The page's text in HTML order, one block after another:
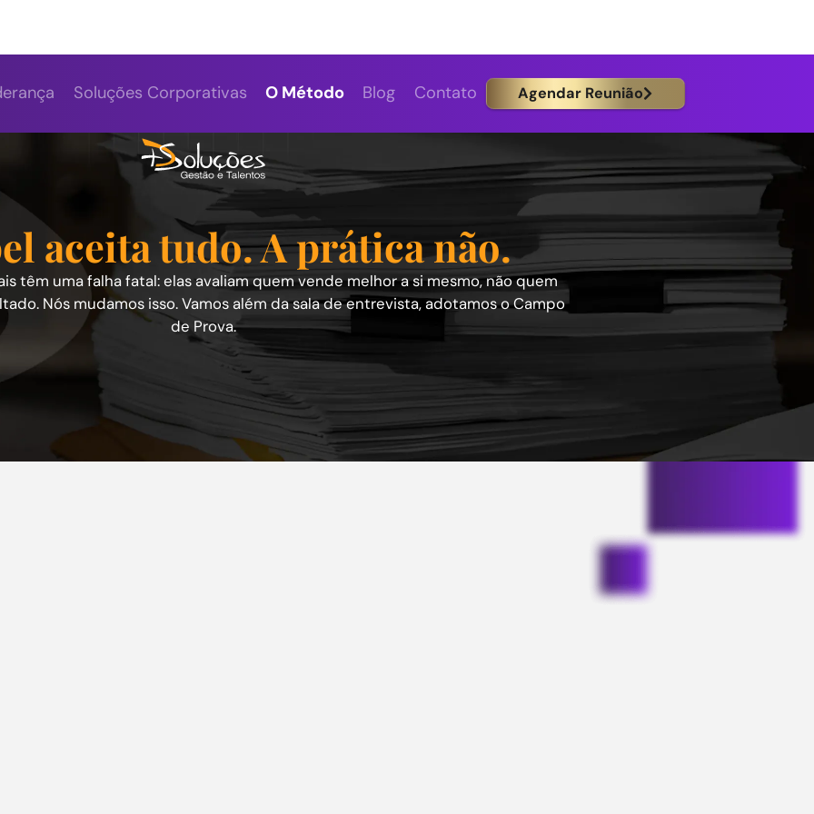
Soluções Corporativas O Método Blog Contato Agendar Reunião
O papel aceita tudo. A prática
tradicionais têm uma falha fatal: elas avaliam quem vende melhor a si
melhor o resultado. Nós mudamos isso. Vamos além da sala de entrevista,
de Prova.